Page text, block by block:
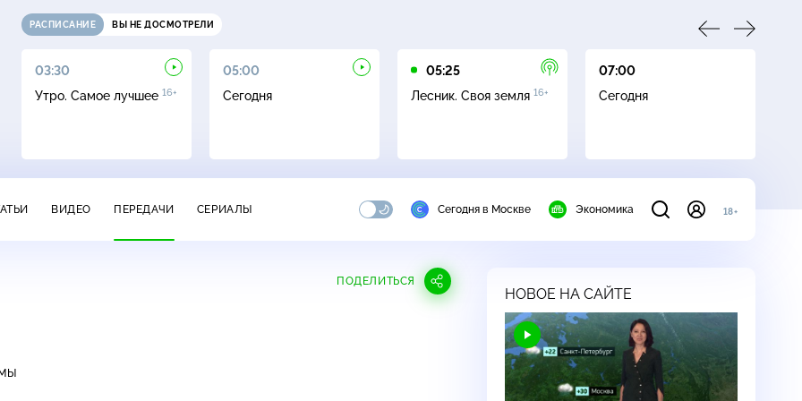
РАСПИСАНИЕ ВЫ НЕ ДОСМОТРЕЛИ
03:30
Утро. Самое лучшее 16+
05:00
Сегодня
05:25
Лесник. Своя земля 16+
07:00
Сегодня
ВИДЕО ПЕРЕДАЧИ СЕРИАЛЫ Сегодня в Москве Экономика 18+
ПОДЕЛИТЬСЯ
НОВОЕ НА САЙТЕ